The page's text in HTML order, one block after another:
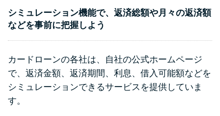
シミュレーション機能で、返済総額や月々の返済額
などを事前に把握しよう
カードローンの各社は、自社の公式ホームページ
で、返済金額、返済期間、利息、借入可能額などを
シミュレーションできるサービスを提供していま
す。